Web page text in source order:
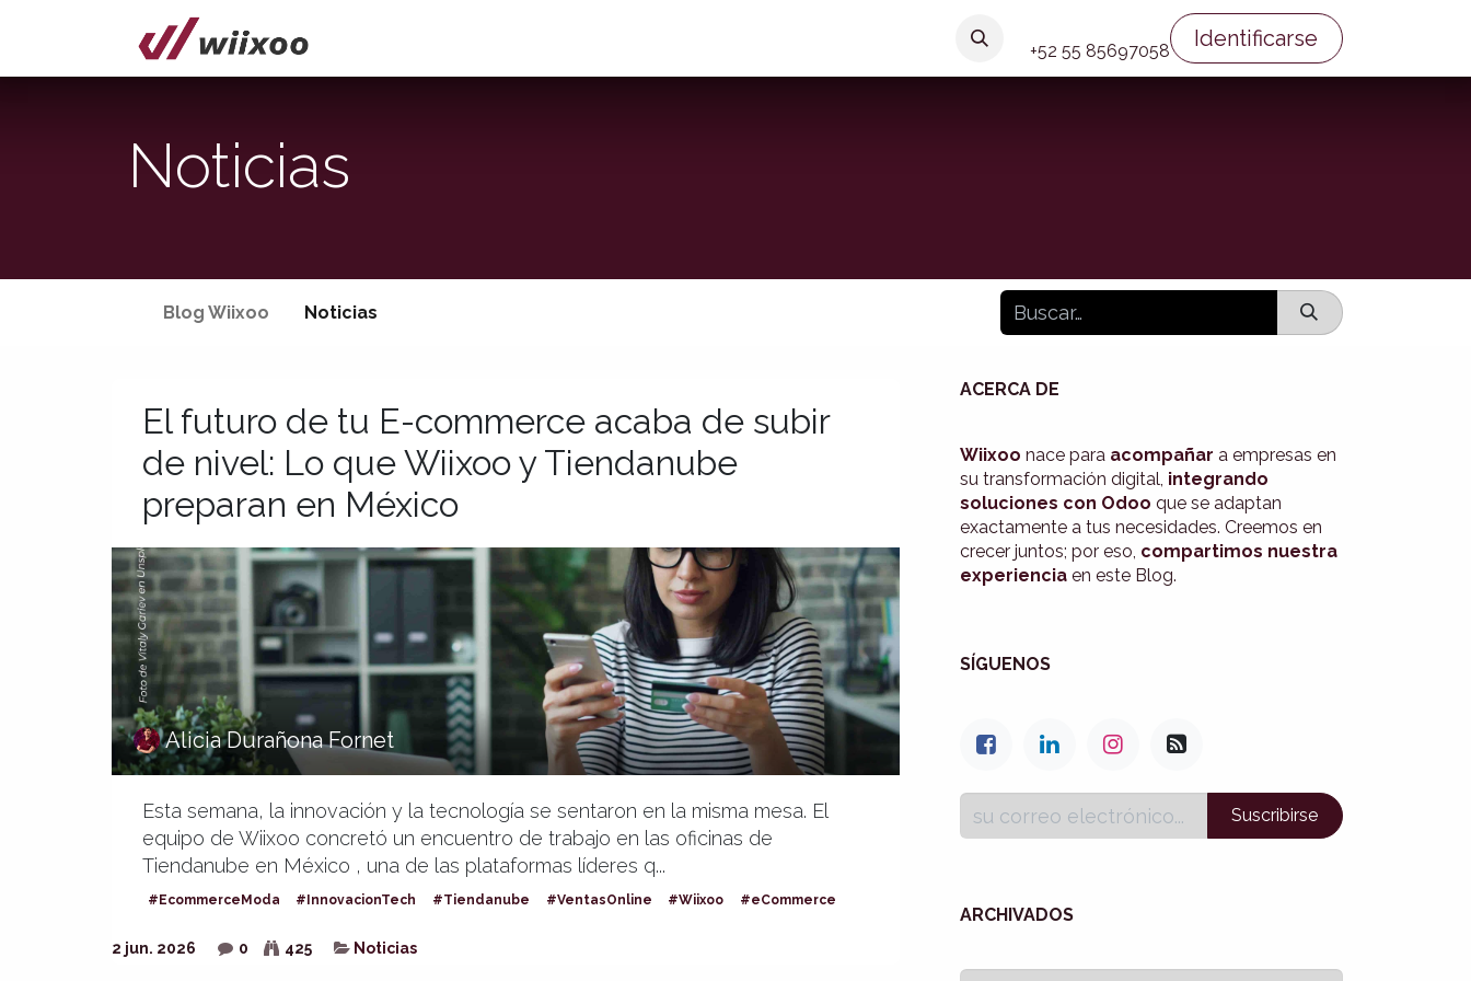
Blog Contáctenos Cursos
+52 55 856​97058 Identificarse
Noticias
Blog Wiixoo Noticias
El futuro de tu E-commerce acaba de subir
de nivel: Lo que Wiixoo y Tiendanube
preparan en México
Alicia Durañona Fornet
Esta semana, la innovación y la tecnología se sentaron en la misma mesa. El
equipo de Wiixoo concretó un encuentro de trabajo en las oficinas de
Tiendanube en México , una de las plataformas líderes q...
#EcommerceModa #InnovacionTech #Tiendanube #VentasOnline #Wiixoo #eCommerce
2 jun. 2026 0 425 Noticias
ACERCA DE
Wiixoo nace para acompañar a empresas en
su transformación digital, integrando
soluciones con Odoo que se adaptan
exactamente a tus necesidades. Creemos en
crecer juntos; por eso, compartimos nuestra
experiencia en este Blog.
SÍGUENOS
Suscribirse
ARCHIVADOS